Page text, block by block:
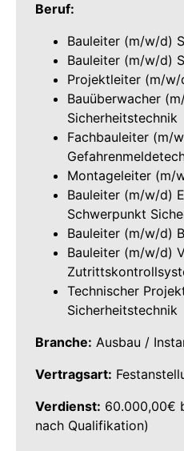
Beruf:
Bauleiter (m/w/d)
Bauleiter (m/w/d)
Projektleiter (m/w/
Bauüberwacher
Sicherheitstechnik
Fachbauleiter (m/
Montageleiter (m/
Bauleiter (m/w/d)
Schwerpunkt
Bauleiter (m/w/d)
Bauleiter (m/w/d)
Technischer
Sicherheitstechnik
Branche: Ausbau /
Vertragsart:
Verdienst: 60.000,00€
nach Qualifikation)